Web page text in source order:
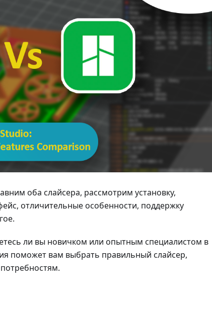
оба слайсера, рассмотрим установку,
отличительные особенности, поддержку
ли вы новичком или опытным специалистом в
поможет вам выбрать правильный слайсер,